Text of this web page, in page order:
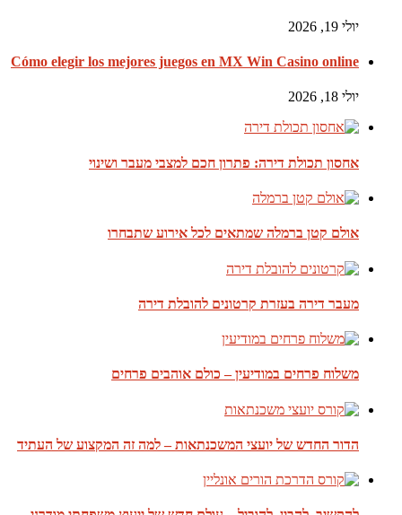
יולי 19, 2026
Cómo elegir los mejores juegos en MX Win Casino online
יולי 18, 2026
אחסון תכולת דירה: פתרון חכם למצבי מעבר ושינוי
אולם קטן ברמלה שמתאים לכל אירוע שתבחרו
מעבר דירה בעזרת קרטונים להובלת דירה
משלוח פרחים במודיעין – כולם אוהבים פרחים
הדור החדש של יועצי המשכנתאות – למה זה המקצוע של העתיד